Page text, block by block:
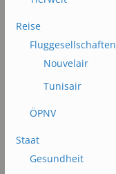
Reise
Fluggesellschaften
Nouvelair
Tunisair
ÖPNV
Staat
Gesundheit